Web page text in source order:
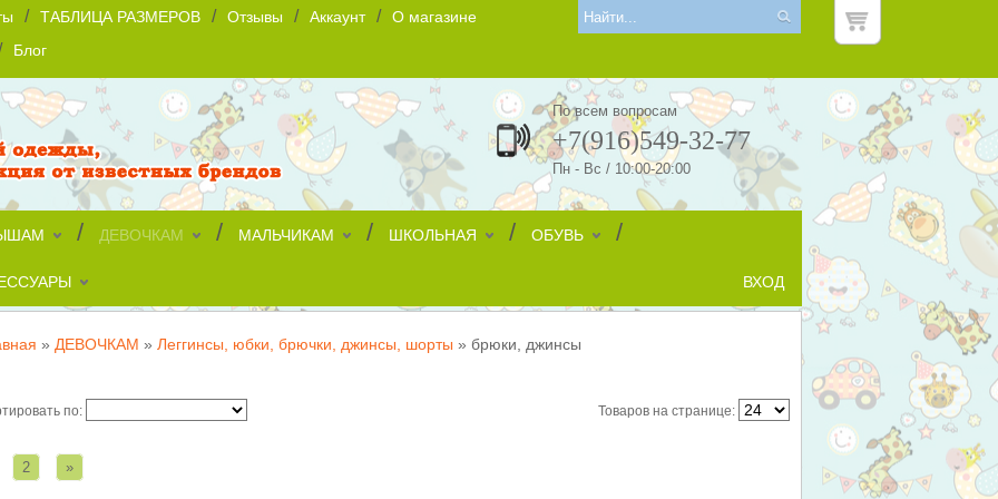
/ ТАБЛИЦА РАЗМЕРОВ / Отзывы / Аккаунт / О магазине
Блог
По всем вопросам
+7(916)549-32-77
Пн - Вс / 10:00-20:00
/ ДЕВОЧКАМ / МАЛЬЧИКАМ / ШКОЛЬНАЯ / ОБУВЬ /
ВХОД
» ДЕВОЧКАМ » Леггинсы, юбки, брючки, джинсы, шорты » брюки, джинсы
по: Товаров на странице:
2 »